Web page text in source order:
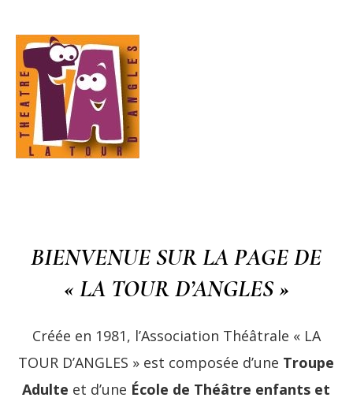
BIENVENUE SUR LA PAGE DE
« LA TOUR D’ANGLES »
Créée en 1981, l’Association Théâtrale « LA
TOUR D’ANGLES » est composée d’une Troupe
Adulte et d’une École de Théâtre enfants et